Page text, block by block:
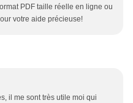
PDF taille réelle en ligne ou
votre aide précieuse!
il me sont très utile moi qui